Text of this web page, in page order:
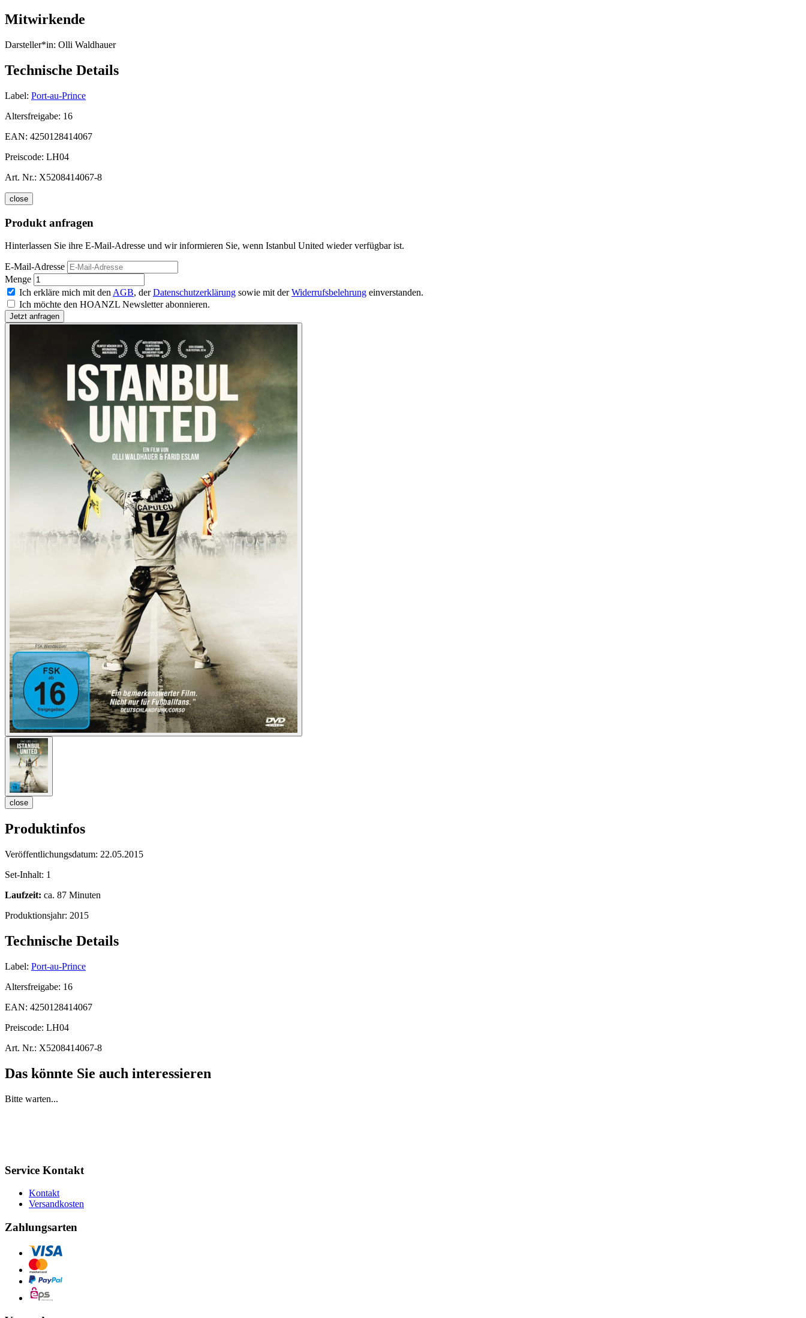
Mitwirkende
Darsteller*in: Olli Waldhauer
Technische Details
Label: Port-au-Prince
Altersfreigabe: 16
EAN: 4250128414067
Preiscode: LH04
Art. Nr.: X5208414067-8
close
Produkt anfragen
Hinterlassen Sie ihre E-Mail-Adresse und wir informieren Sie, wenn Istanbul United wieder verfügbar ist.
E-Mail-Adresse
Menge
Ich erkläre mich mit den AGB, derDatenschutzerklärung sowie mit derWiderrufsbelehrung einverstanden.
Ich möchte den HOANZL Newsletter abonnieren.
close
Produktinfos
Veröffentlichungsdatum: 22.05.2015
Set-Inhalt: 1
Laufzeit: ca. 87 Minuten
Produktionsjahr: 2015
Technische Details
Label: Port-au-Prince
Altersfreigabe: 16
EAN: 4250128414067
Preiscode: LH04
Art. Nr.: X5208414067-8
Das könnte Sie auch interessieren
Bitte warten...
Service Kontakt
Kontakt
Versandkosten
Zahlungsarten